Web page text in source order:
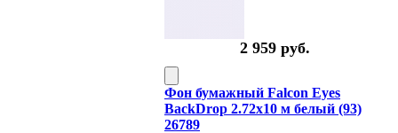
2 959 руб.
Фон бумажный Falcon Eyes
BackDrop 2.72x10 м белый (93)
26789